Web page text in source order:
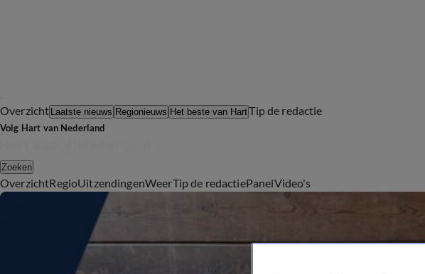
Overzicht Laatste nieuws Regionieuws Het beste van HartTip de redactie
Volg Hart van Nederland
Zoeken
OverzichtRegioUitzendingenWeerTip de redactiePanelVideo's